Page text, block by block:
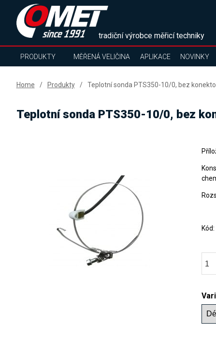
tradiční výrobce měřicí techniky
PRODUKTY MĚŘENÁ VELIČINA APLIKACE NOVINKY
Home Produkty Teplotní sonda PTS350-10/0, bez
Teplotní sonda PTS350-10/0, bez
Kód